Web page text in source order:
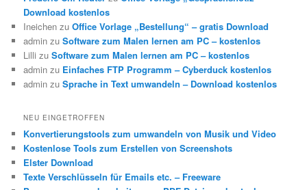
Download kostenlos
Ineichen zuOffice Vorlage „Bestellung“ – gratis Download
admin zuSoftware zum Malen lernen am PC – kostenlos
Lilli zuSoftware zum Malen lernen am PC – kostenlos
admin zu Einfaches FTP Programm – Cyberduck kostenlos
admin zuSprache in Text umwandeln – Download kostenlos
NEU EINGETROFFEN
Konvertierungstools zum umwandeln von Musik und Video
Kostenlose Tools zum Erstellen von Screenshots
Elster Download
Texte Verschlüsseln für Emails etc. – Freeware